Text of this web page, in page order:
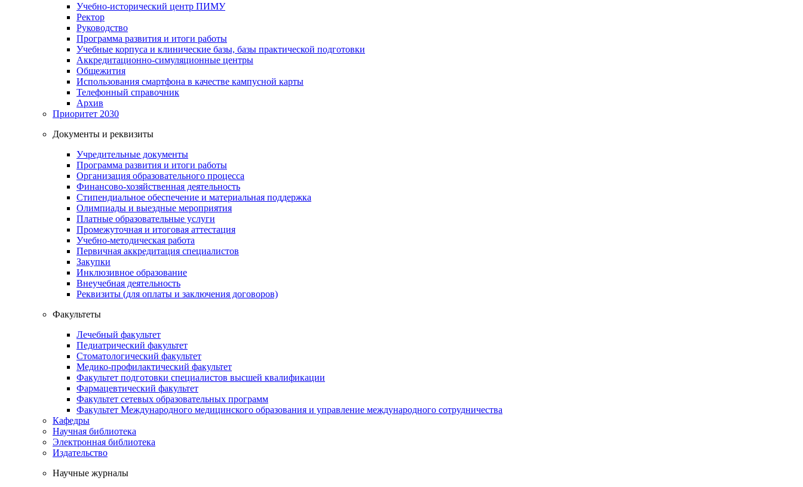
Учебно-исторический центр ПИМУ
Ректор
Руководство
Программа развития и итоги работы
Учебные корпуса и клинические базы, базы практической подготовки
Аккредитационно-симуляционные центры
Общежития
Использования смартфона в качестве кампусной карты
Телефонный справочник
Архив
Приоритет 2030
Документы и реквизиты
Учредительные документы
Программа развития и итоги работы
Организация образовательного процесса
Финансово-хозяйственная деятельность
Стипендиальное обеспечение и материальная поддержка
Олимпиады и выездные мероприятия
Платные образовательные услуги
Промежуточная и итоговая аттестация
Учебно-методическая работа
Первичная аккредитация специалистов
Закупки
Инклюзивное образование
Внеучебная деятельность
Реквизиты (для оплаты и заключения договоров)
Факультеты
Лечебный факультет
Педиатрический факультет
Стоматологический факультет
Медико-профилактический факультет
Факультет подготовки специалистов высшей квалификации
Фармацевтический факультет
Факультет сетевых образовательных программ
Факультет Международного медицинского образования и управление международного сотрудничества
Кафедры
Научная библиотека
Электронная библиотека
Издательство
Научные журналы